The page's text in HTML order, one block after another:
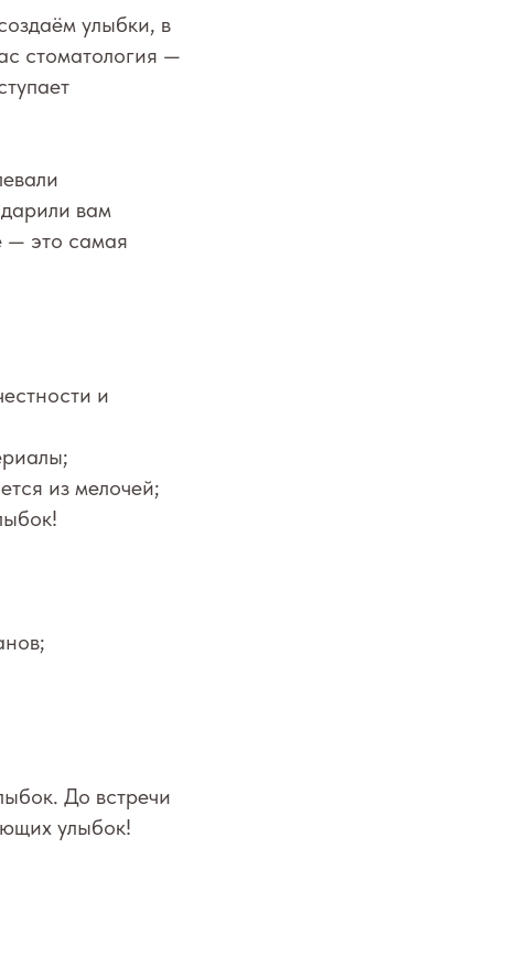
улыбки, в
стоматология —
вам
— это самая
и
из мелочей;
До встречи
улыбок!